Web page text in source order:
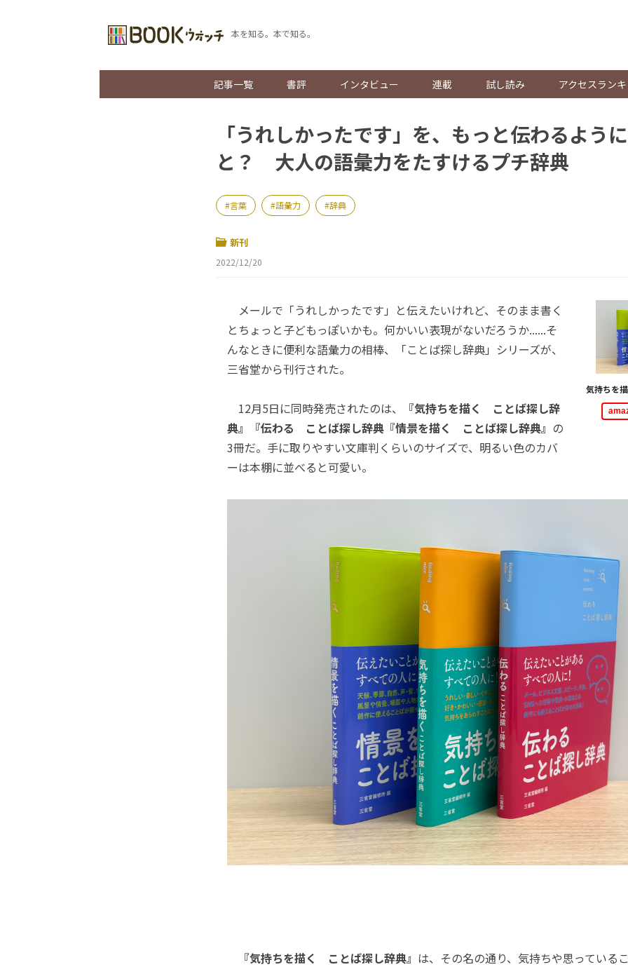
本を知る。本で知る。
記事一覧 書評 インタビュー 連載 試し読み アクセスラン
「うれしかったです」を、もっと伝わるよう
と？ 大人の語彙力をたすけるプチ辞典
言葉 語彙力 辞典
新刊
2022/12/20
気持ちを
メールで「うれしかったです」と伝えたいけれど、そのまま書く
とちょっと子どもっぽいかも。何かいい表現がないだろうか......そ
んなときに便利な語彙力の相棒、「ことば探し辞典」シリーズが、
三省堂から刊行された。
12月5日に同時発売されたのは、
『気持ちを描く ことば探し辞
典』『伝わる ことば探し辞典『情景を描く ことば探し辞典』 の
3冊だ。手に取りやすい文庫判くらいのサイズで、明るい色のカバ
ーは本棚に並べると可愛い。
『気持ちを描く ことば探し辞典』 は、その名の通り、気持ちや思っている